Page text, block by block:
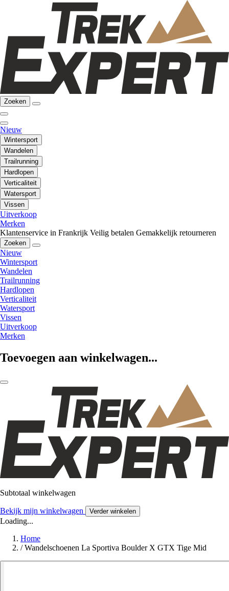
Zoeken
Nieuw
Wintersport
Wandelen
Trailrunning
Hardlopen
Verticaliteit
Watersport
Vissen
Uitverkoop
Merken
Klantenservice in Frankrijk Veilig betalen Gemakkelijk retourneren
Zoeken
Nieuw
Wintersport
Wandelen
Trailrunning
Hardlopen
Verticaliteit
Watersport
Vissen
Uitverkoop
Merken
Toevoegen aan winkelwagen...
Subtotaal winkelwagen
Bekijk mijn winkelwagen Verder winkelen
Loading...
Home
/ Wandelschoenen La Sportiva Boulder X GTX Tige Mid